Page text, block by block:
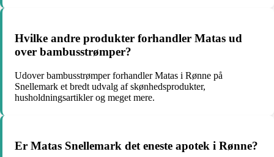
Hvilke andre produkter forhandler Matas ud
over bambusstrømper?
Udover bambusstrømper forhandler Matas i Rønne på
Snellemark et bredt udvalg af skønhedsprodukter,
husholdningsartikler og meget mere.
Er Matas Snellemark det eneste apotek i Rønne?